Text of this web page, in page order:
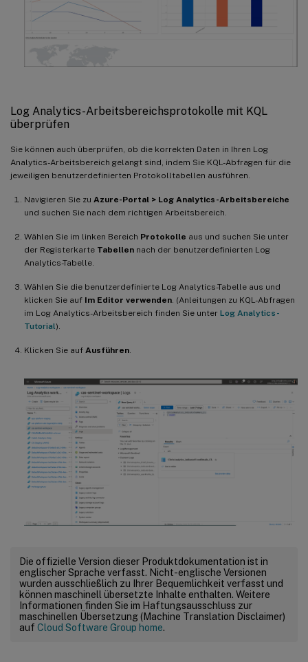
Log Analytics-Arbeitsbereichsprotokolle mit KQL
überprüfen
Sie können auch überprüfen, ob die korrekten Daten in Ihren Log
Analytics-Arbeitsbereich gelangt sind, indem Sie KQL-Abfragen für die
jeweiligen benutzerdefinierten Protokolltabellen ausführen.
Navigieren Sie zu Azure-Portal > Log Analytics-Arbeitsbereiche
und suchen Sie nach dem richtigen Arbeitsbereich.
Wählen Sie im linken Bereich Protokolle aus und suchen Sie unter
der Registerkarte Tabellen nach der benutzerdefinierten Log
Analytics-Tabelle.
Wählen Sie die benutzerdefinierte Log Analytics-Tabelle aus und
klicken Sie auf Im Editor verwenden. (Anleitungen zu KQL-Abfragen
im Log Analytics-Arbeitsbereich finden Sie unter Log Analytics-
Tutorial).
Klicken Sie auf Ausführen.
Die offizielle Version dieser Produktdokumentation ist in
englischer Sprache verfasst. Nicht-englische Versionen
wurden ausschließlich zu Ihrer Bequemlichkeit verfasst und
können maschinell übersetzte Inhalte enthalten. Weitere
Informationen finden Sie im Haftungsausschluss zur
maschinellen Übersetzung (Machine Translation Disclaimer)
auf Cloud Software Group home.